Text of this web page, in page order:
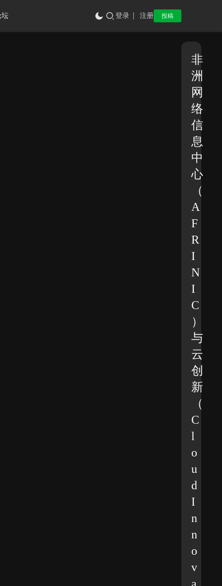
坛 登录 注册 投稿
非
洲
网
络
信
息
中
心
（
A
F
R
I
N
I
C
）
与
云
创
新
（
C
l
o
u
d
I
n
n
o
v